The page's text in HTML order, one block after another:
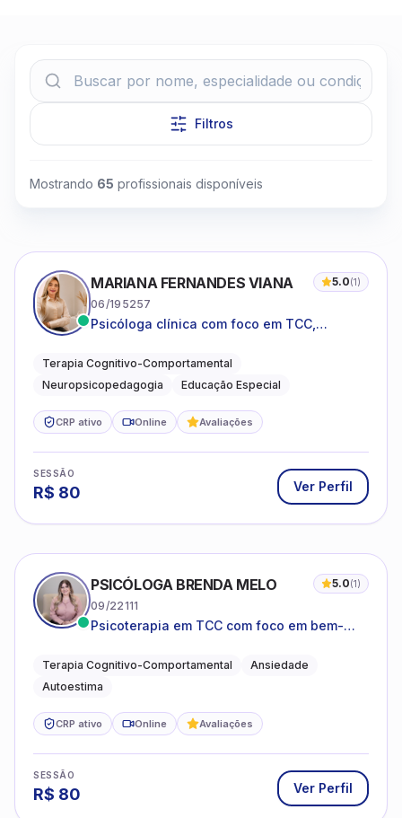
Filtros
Mostrando 65 profissionais disponíveis
MARIANA FERNANDES VIANA 5.0(1)
06/195257
Psicóloga clínica com foco em TCC,
do neurodesenvolvimento.
Terapia Cognitivo-Comportamental
Neuropsicopedagogia
Educação Especial
CRP ativo Online Avaliações
SESSÃO
R$ 80 Ver Perfil
PSICÓLOGA BRENDA MELO 5.0(1)
09/22111
Psicoterapia em TCC com foco em bem-
o cotidiano
Terapia Cognitivo-Comportamental
Ansiedade
Autoestima
CRP ativo Online Avaliações
SESSÃO
R$ 80 Ver Perfil